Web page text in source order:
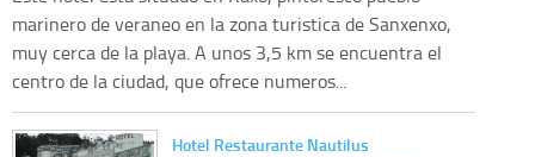
marinero de veraneo en la zona turistica de Sanxenxo,
muy cerca de la playa. A unos 3,5 km se encuentra el
centro de la ciudad, que ofrece numeros...
Hotel Restaurante Nautilus